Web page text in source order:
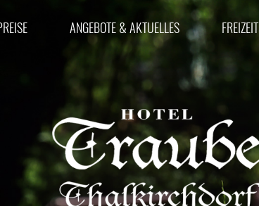
ANGEBOTE & AKTUELLES FREIZEIT